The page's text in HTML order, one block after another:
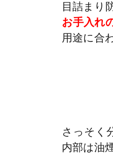
目詰まり
お手入れ
用途に合
さっそく
内部は油